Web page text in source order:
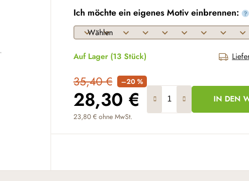
Ich möchte ein eigenes Motiv einbrennen: ?
Auf Lager (13 Stück)
35,40 € –20 %
28,30 €
23,80 € ohne MwSt.
Verkaufspreis:
IN DEN